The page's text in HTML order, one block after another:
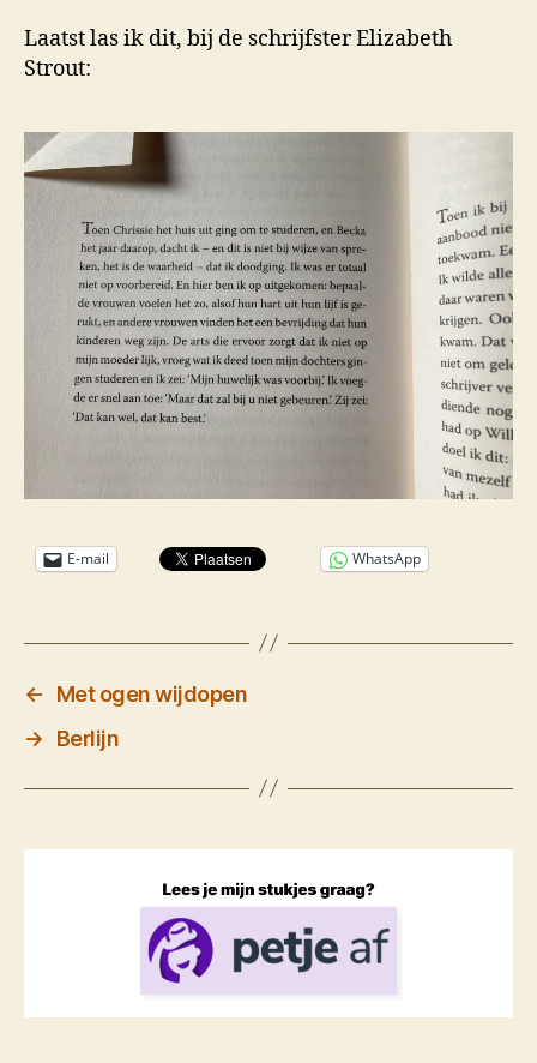
Laatst las ik dit, bij de schrijfster Elizabeth
Strout:
E-mail WhatsApp
←
Met ogen wijdopen
→
Berlijn